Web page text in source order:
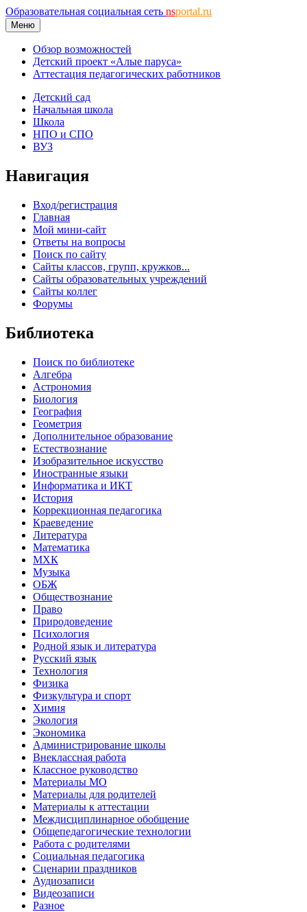
Образовательная социальная сеть nsportal.ru
Меню
Обзор возможностей
Детский проект «Алые паруса»
Аттестация педагогических работников
Детский сад
Начальная школа
Школа
НПО и СПО
ВУЗ
Навигация
Вход/регистрация
Главная
Мой мини-сайт
Ответы на вопросы
Поиск по сайту
Сайты классов, групп, кружков...
Сайты образовательных учреждений
Сайты коллег
Форумы
Библиотека
Поиск по библиотеке
Алгебра
Астрономия
Биология
География
Геометрия
Дополнительное образование
Естествознание
Изобразительное искусство
Иностранные языки
Информатика и ИКТ
История
Коррекционная педагогика
Краеведение
Литература
Математика
МХК
Музыка
ОБЖ
Обществознание
Право
Природоведение
Психология
Родной язык и литература
Русский язык
Технология
Физика
Физкультура и спорт
Химия
Экология
Экономика
Администрирование школы
Внеклассная работа
Классное руководство
Материалы МО
Материалы для родителей
Материалы к аттестации
Междисциплинарное обобщение
Общепедагогические технологии
Работа с родителями
Социальная педагогика
Сценарии праздников
Аудиозаписи
Видеозаписи
Разное